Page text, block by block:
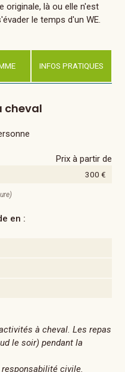
originale, là ou elle n'est
le temps d'un WE.
INFOS PRATIQUES
cheval
Prix à partir de
300 €
en :
à cheval. Les repas
le soir) pendant la
civile.